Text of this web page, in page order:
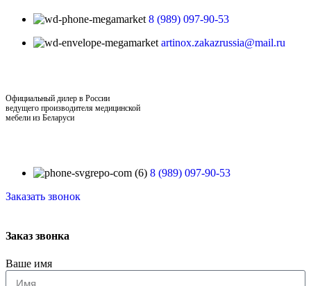
8 (989) 097-90-53
artinox.zakazrussia@mail.ru
Официальный дилер в России
ведущего производителя медицинской
мебели из Беларуси
8 (989) 097-90-53
Заказать звонок
Заказ звонка
Ваше имя